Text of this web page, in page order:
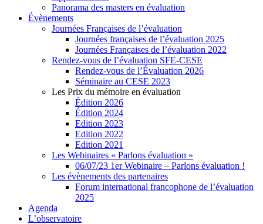
Panorama des masters en évaluation
Évènements
Journées Françaises de l’évaluation
Journées françaises de l’évaluation 2025
Journées Françaises de l’évaluation 2022
Rendez-vous de l’évaluation SFE-CESE
Rendez-vous de l’Évaluation 2026
Séminaire au CESE 2023
Les Prix du mémoire en évaluation
Édition 2026
Édition 2024
Edition 2023
Edition 2022
Edition 2021
Les Webinaires « Parlons évaluation »
06/07/23 1er Webinaire – Parlons évaluation !
Les évènements des partenaires
Forum international francophone de l’évaluation
2025
Agenda
L’observatoire